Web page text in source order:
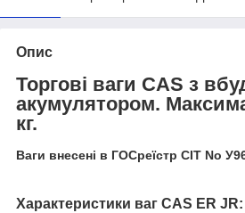
Опис
Торгові ваги CAS з
акумулятором.
кг.
Ваги внесені в ГОСреїстр СІТ No
Характеристики ваг CAS ER JR: